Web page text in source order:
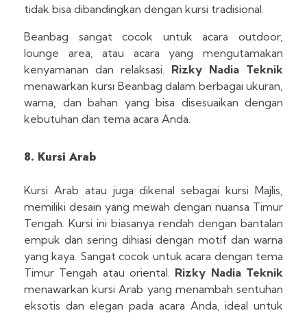
tidak bisa dibandingkan dengan kursi tradisional.
Beanbag sangat cocok untuk acara outdoor,
lounge area, atau acara yang mengutamakan
kenyamanan dan relaksasi. Rizky Nadia Teknik
menawarkan kursi Beanbag dalam berbagai ukuran,
warna, dan bahan yang bisa disesuaikan dengan
kebutuhan dan tema acara Anda.
8. Kursi Arab
Kursi Arab atau juga dikenal sebagai kursi Majlis,
memiliki desain yang mewah dengan nuansa Timur
Tengah. Kursi ini biasanya rendah dengan bantalan
empuk dan sering dihiasi dengan motif dan warna
yang kaya. Sangat cocok untuk acara dengan tema
Timur Tengah atau oriental. Rizky Nadia Teknik
menawarkan kursi Arab yang menambah sentuhan
eksotis dan elegan pada acara Anda, ideal untuk